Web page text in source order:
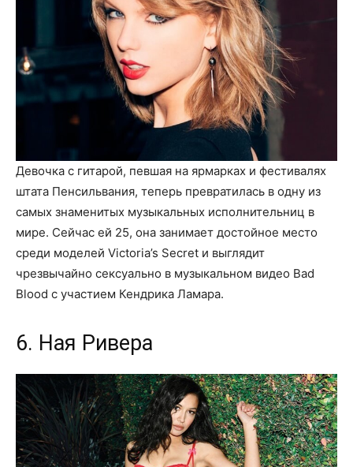
Девочка с гитарой, певшая на ярмарках и фестивалях
штата Пенсильвания, теперь превратилась в одну из
самых знаменитых музыкальных исполнительниц в
мире. Сейчас ей 25, она занимает достойное место
среди моделей Victoria’s Secret и выглядит
чрезвычайно сексуально в музыкальном видео Bad
Blood с участием Кендрика Ламара.
6. Ная Ривера